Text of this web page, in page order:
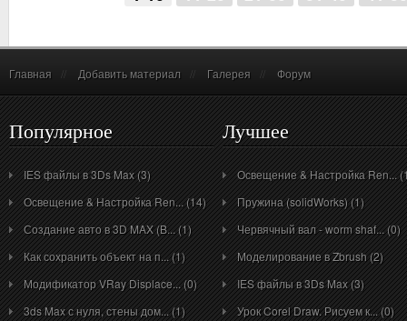
Главная Добавить материал Галерея Форум
Популярное
IES файлы в 3Ds Max (3)
Освещение & Настройка Ren... (14)
Создание авто в 3D MAX (B... (1)
Как сохранить объект на п... (1)
Модификатор VRay Displace... (0)
3ds Max с нуля, стены дом... (1)
Лучшее
Освещение & Настройка Ren...
Пружина (solidWorks) (1)
Червячный вал - worm shaf... (0)
Моделирование в Zbrush (2)
IES файлы в 3Ds Max (3)
Урок Corel Draw. Рисуем к... (0)